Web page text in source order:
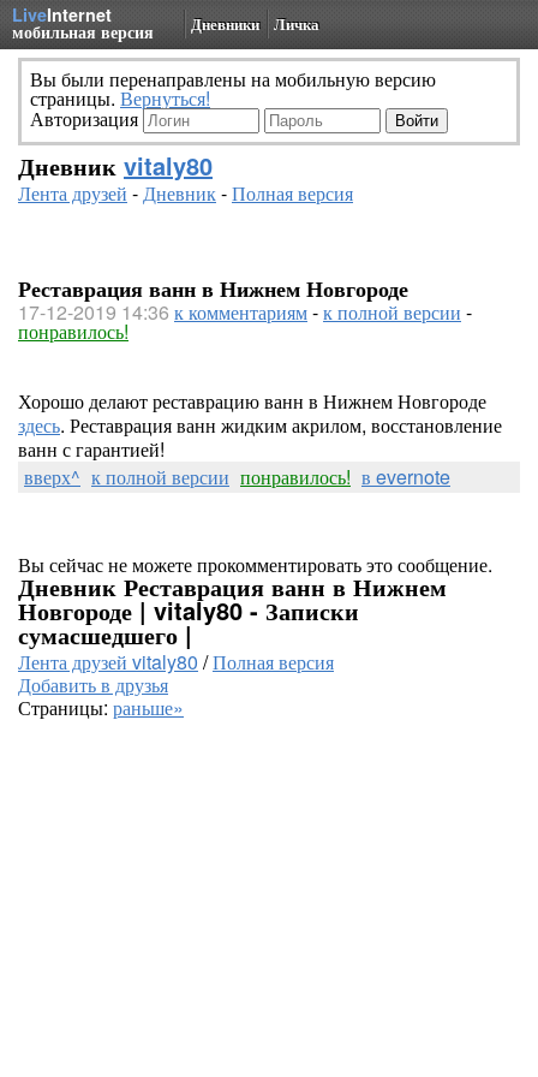
LiveInternet
мобильная версия Дневники Личка
Вы были перенаправлены на мобильную версию
страницы. Вернуться!
Авторизация
Дневник vitaly80
Лента друзей -Дневник-Полная версия
Реставрация ванн в Нижнем Новгороде
17-12-2019 14:36 к комментариям-к полной версии -
понравилось!
Хорошо делают реставрацию ванн в Нижнем Новгороде
здесь. Реставрация ванн жидким акрилом, восстановление
ванн с гарантией!
вверх^ к полной версии понравилось! в evernote
Вы сейчас не можете прокомментировать это сообщение.
Дневник Реставрация ванн в Нижнем
Новгороде | vitaly80 - Записки
сумасшедшего |
Лента друзей vitaly80 /Полная версия
Добавить в друзья
Страницы: раньше»